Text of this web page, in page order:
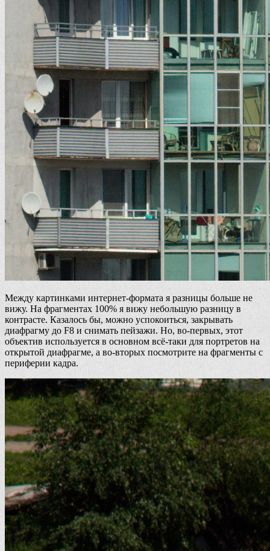
Между картинками интернет-формата я разницы больше не
вижу. На фрагментах 100% я вижу небольшую разницу в
контрасте. Казалось бы, можно успокоиться, закрывать
диафрагму до F8 и снимать пейзажи. Но, во-первых, этот
объектив используется в основном всё-таки для портретов на
открытой диафрагме, а во-вторых посмотрите на фрагменты с
периферии кадра.